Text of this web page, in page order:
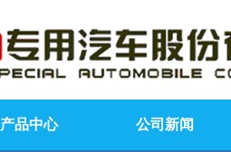
产品中心 公司新闻